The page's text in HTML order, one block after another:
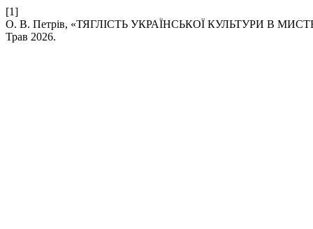
[1]
О. В. Петрів, «ТЯГЛІСТЬ УКРАЇНСЬКОЇ КУЛЬТУРИ В
Трав 2026.